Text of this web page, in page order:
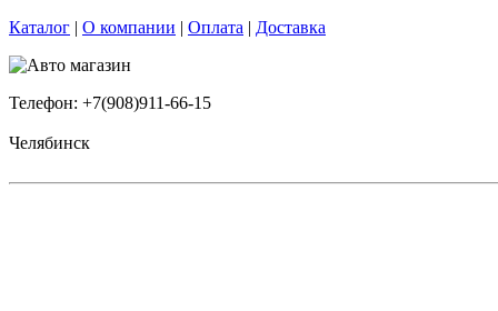
Каталог | О компании | Оплата | Доставка
Телефон: +7(908)911-66-15
Челябинск